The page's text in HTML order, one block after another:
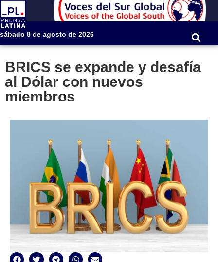
sábado 8 de agosto de 2026
BRICS se expande y desafía
al Dólar con nuevos
miembros